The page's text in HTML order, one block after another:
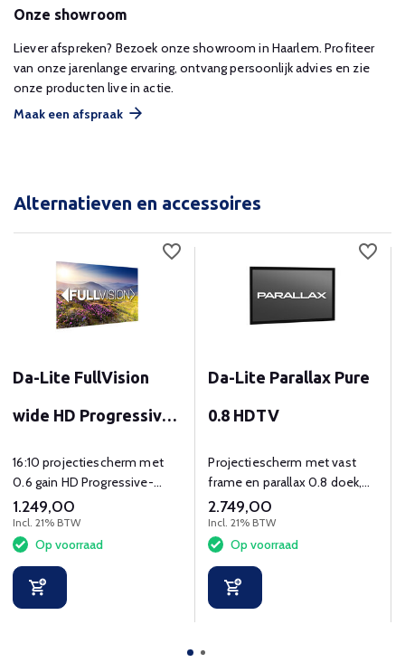
Onze showroom
Liever afspreken? Bezoek onze showroom in Haarlem. Profiteer
van onze jarenlange ervaring, ontvang persoonlijk advies en zie
onze producten live in actie.
Maak een afspraak
Alternatieven en accessoires
Da-Lite FullVision
wide HD Progressive
16:10 projectiescherm met
0.6 gain HD Progressive-
projectiedoek voor optimale
4K en UHD projectie.
1.249,00
Incl. 21% BTW
Op voorraad
Da-Lite Parallax Pure
0.8 HDTV
Projectiescherm met vast
frame en parallax 0.8 doek,
van 72" t/m 127" diagonaal.
2.749,00
Incl. 21% BTW
Op voorraad